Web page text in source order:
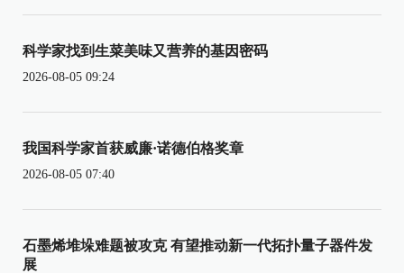
科学家找到生菜美味又营养的基因密码
2026-08-05 09:24
我国科学家首获威廉·诺德伯格奖章
2026-08-05 07:40
石墨烯堆垛难题被攻克 有望推动新一代拓扑量子器件发
展